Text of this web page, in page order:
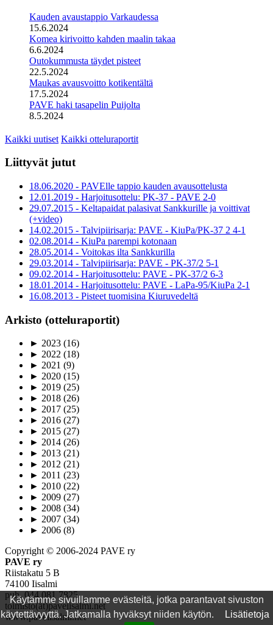
Kauden avaustappio Varkaudessa
15.6.2024
Komea kirivoitto kahden maalin takaa
6.6.2024
Outokummusta täydet pisteet
22.5.2024
Maukas avausvoitto kotikentältä
17.5.2024
PAVE haki tasapelin Puijolta
8.5.2024
Kaikki uutiset Kaikki otteluraportit
Liittyvät jutut
18.06.2020 - PAVElle tappio kauden avausottelusta
12.01.2019 - Harjoitusottelu: PK-37 - PAVE 2-0
29.07.2015 - Keltapaidat palasivat Sankkurille ja voittivat
(+video)
14.02.2015 - Talvipiirisarja: PAVE - KiuPa/PK-37 2 4-1
02.08.2014 - KiuPa parempi kotonaan
28.05.2014 - Voitokas ilta Sankkurilla
29.03.2014 - Talvipiirisarja: PAVE - PK-37/2 5-1
09.02.2014 - Harjoitusottelu: PAVE - PK-37/2 6-3
18.01.2014 - Harjoitusottelu: PAVE - LaPa-95/KiuPa 2-1
16.08.2013 - Pisteet tuomisina Kiuruvedeltä
Arkisto (otteluraportit)
► 2023 (16)
► 2022 (18)
► 2021 (9)
► 2020 (15)
► 2019 (25)
► 2018 (26)
► 2017 (25)
► 2016 (27)
► 2015 (27)
► 2014 (26)
► 2013 (21)
► 2012 (21)
► 2011 (23)
► 2010 (22)
► 2009 (27)
► 2008 (34)
► 2007 (34)
► 2006 (8)
Copyright © 2006-2024 PAVE ry
PAVE ry
Riistakatu 5 B
74100 Iisalmi
puh. 044 081 7825
toimisto(ät)paveiisalmi.net
www.paveiisalmi.net
Käytämme sivuillamme evästeitä, jotka parantavat sivuston
käytettävyyttä. Jatkamalla hyväksyt niiden käytön.
Lisätietoja